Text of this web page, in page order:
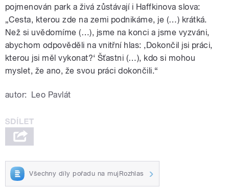
pojmenován park a živá zůstávají i Haffkinova slova:
„Cesta, kterou zde na zemi podnikáme, je (…) krátká.
Než si uvědomíme (…), jsme na konci a jsme vyzváni,
abychom odpověděli na vnitřní hlas: ,Dokončil jsi práci,
kterou jsi měl vykonat?‘ Šťastni (…), kdo si mohou
myslet, že ano, že svou práci dokončili.“
autor: Leo Pavlát
Všechny díly pořadu na mujRozhlas